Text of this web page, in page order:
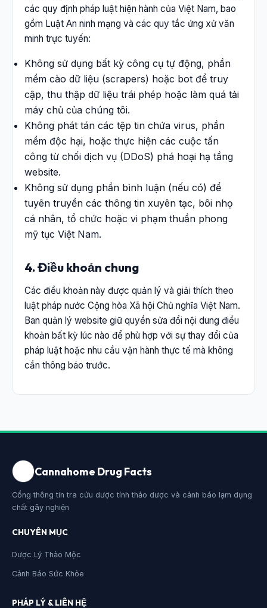
các quy định pháp luật hiện hành của Việt Nam, bao
gồm Luật An ninh mạng và các quy tắc ứng xử văn
minh trực tuyến:
Không sử dụng bất kỳ công cụ tự động, phần
mềm cào dữ liệu (scrapers) hoặc bot để truy
cập, thu thập dữ liệu trái phép hoặc làm quá tải
máy chủ của chúng tôi.
Không phát tán các tệp tin chứa virus, phần
mềm độc hại, hoặc thực hiện các cuộc tấn
công từ chối dịch vụ (DDoS) phá hoại hạ tầng
website.
Không sử dụng phần bình luận (nếu có) để
tuyên truyền các thông tin xuyên tạc, bôi nhọ
cá nhân, tổ chức hoặc vi phạm thuần phong
mỹ tục Việt Nam.
4. Điều khoản chung
Các điều khoản này được quản lý và giải thích theo
luật pháp nước Cộng hòa Xã hội Chủ nghĩa Việt Nam.
Ban quản lý website giữ quyền sửa đổi nội dung điều
khoản bất kỳ lúc nào để phù hợp với sự thay đổi của
pháp luật hoặc nhu cầu vận hành thực tế mà không
cần thông báo trước.
Cannahome Drug Facts
Cổng thông tin tra cứu dược tính thảo dược và cảnh báo lạm dụng
chất gây nghiện
CHUYÊN MỤC
Dược Lý Thảo Mộc
Cảnh Báo Sức Khỏe
PHÁP LÝ & LIÊN HỆ